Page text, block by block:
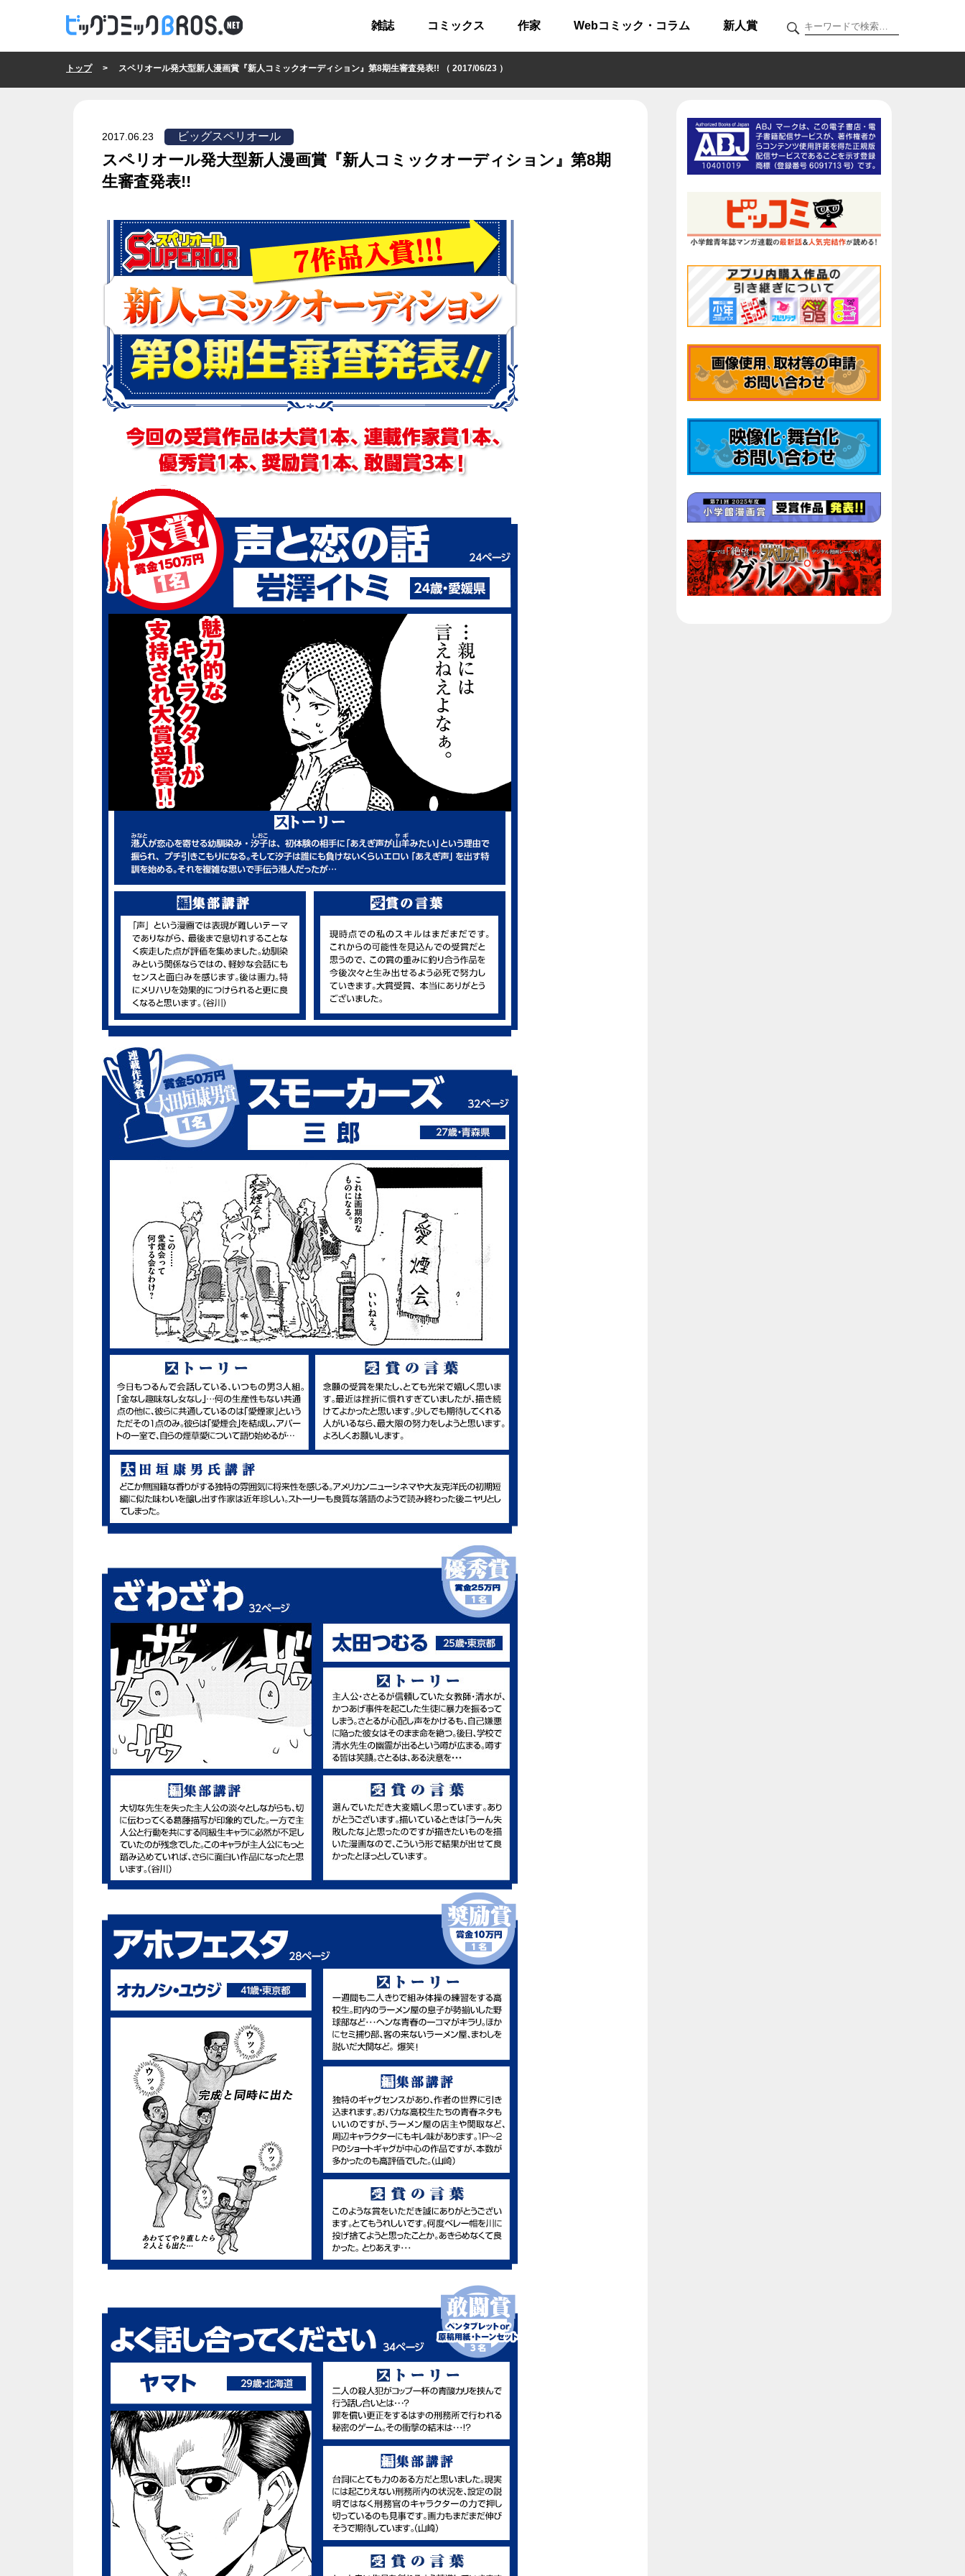
雑誌 コミックス 作家 Webコミック・コラム 新人賞
トップ> スペリオール発大型新人漫画賞『新人コミックオーディション』第8期生審査発表!! （ 2017/06/23 ）
ビッグスペリオール
2017.06.23
スペリオール発大型新人漫画賞『新人コミックオーディション』第8期
生審査発表!!